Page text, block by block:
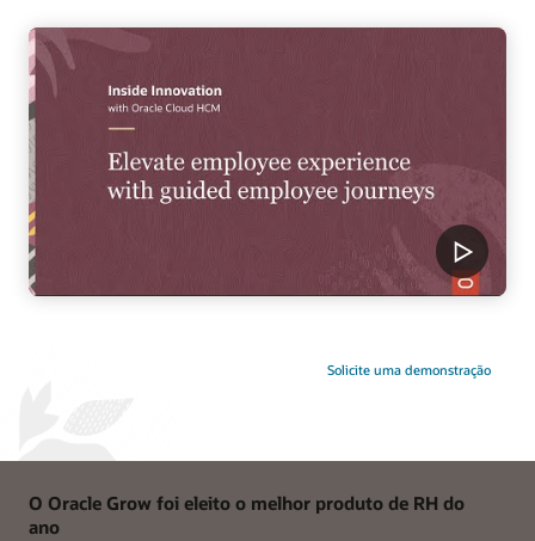
Solicite uma demonstração
O Oracle Grow foi eleito o melhor produto de RH do
ano